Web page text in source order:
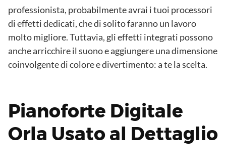
professionista, probabilmente avrai i tuoi processori
di effetti dedicati, che di solito faranno un lavoro
molto migliore. Tuttavia, gli effetti integrati possono
anche arricchire il suono e aggiungere una dimensione
coinvolgente di colore e divertimento: a te la scelta.
Pianoforte Digitale
Orla Usato al Dettaglio